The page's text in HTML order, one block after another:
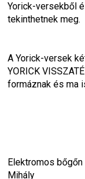
Yorick-versekből
tekinthetnek meg.
A Yorick-versek
YORICK
formáznak és ma
Elektromos
Mihály